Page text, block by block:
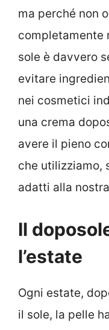
ma perché non
completamente
sole è davvero
evitare
nei cosmetici
una crema
avere il pieno
che utilizziamo,
adatti alla
Il
l’estate
Ogni estate,
il sole, la pelle